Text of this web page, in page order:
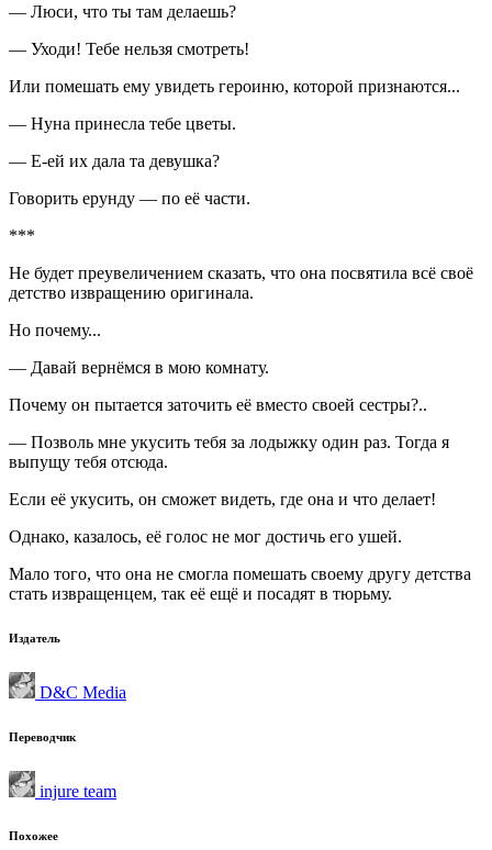
— Люси, что ты там делаешь?
— Уходи! Тебе нельзя смотреть!
Или помешать ему увидеть героиню, которой признаются...
— Нуна принесла тебе цветы.
— Е-ей их дала та девушка?
Говорить ерунду — по её части.
***
Не будет преувеличением сказать, что она посвятила всё своё
детство извращению оригинала.
Но почему...
— Давай вернёмся в мою комнату.
Почему он пытается заточить её вместо своей сестры?..
— Позволь мне укусить тебя за лодыжку один раз. Тогда я
выпущу тебя отсюда.
Если её укусить, он сможет видеть, где она и что делает!
Однако, казалось, её голос не мог достичь его ушей.
Мало того, что она не смогла помешать своему другу детства
стать извращенцем, так её ещё и посадят в тюрьму.
Издатель
D&C Media
Переводчик
injure team
Похожее